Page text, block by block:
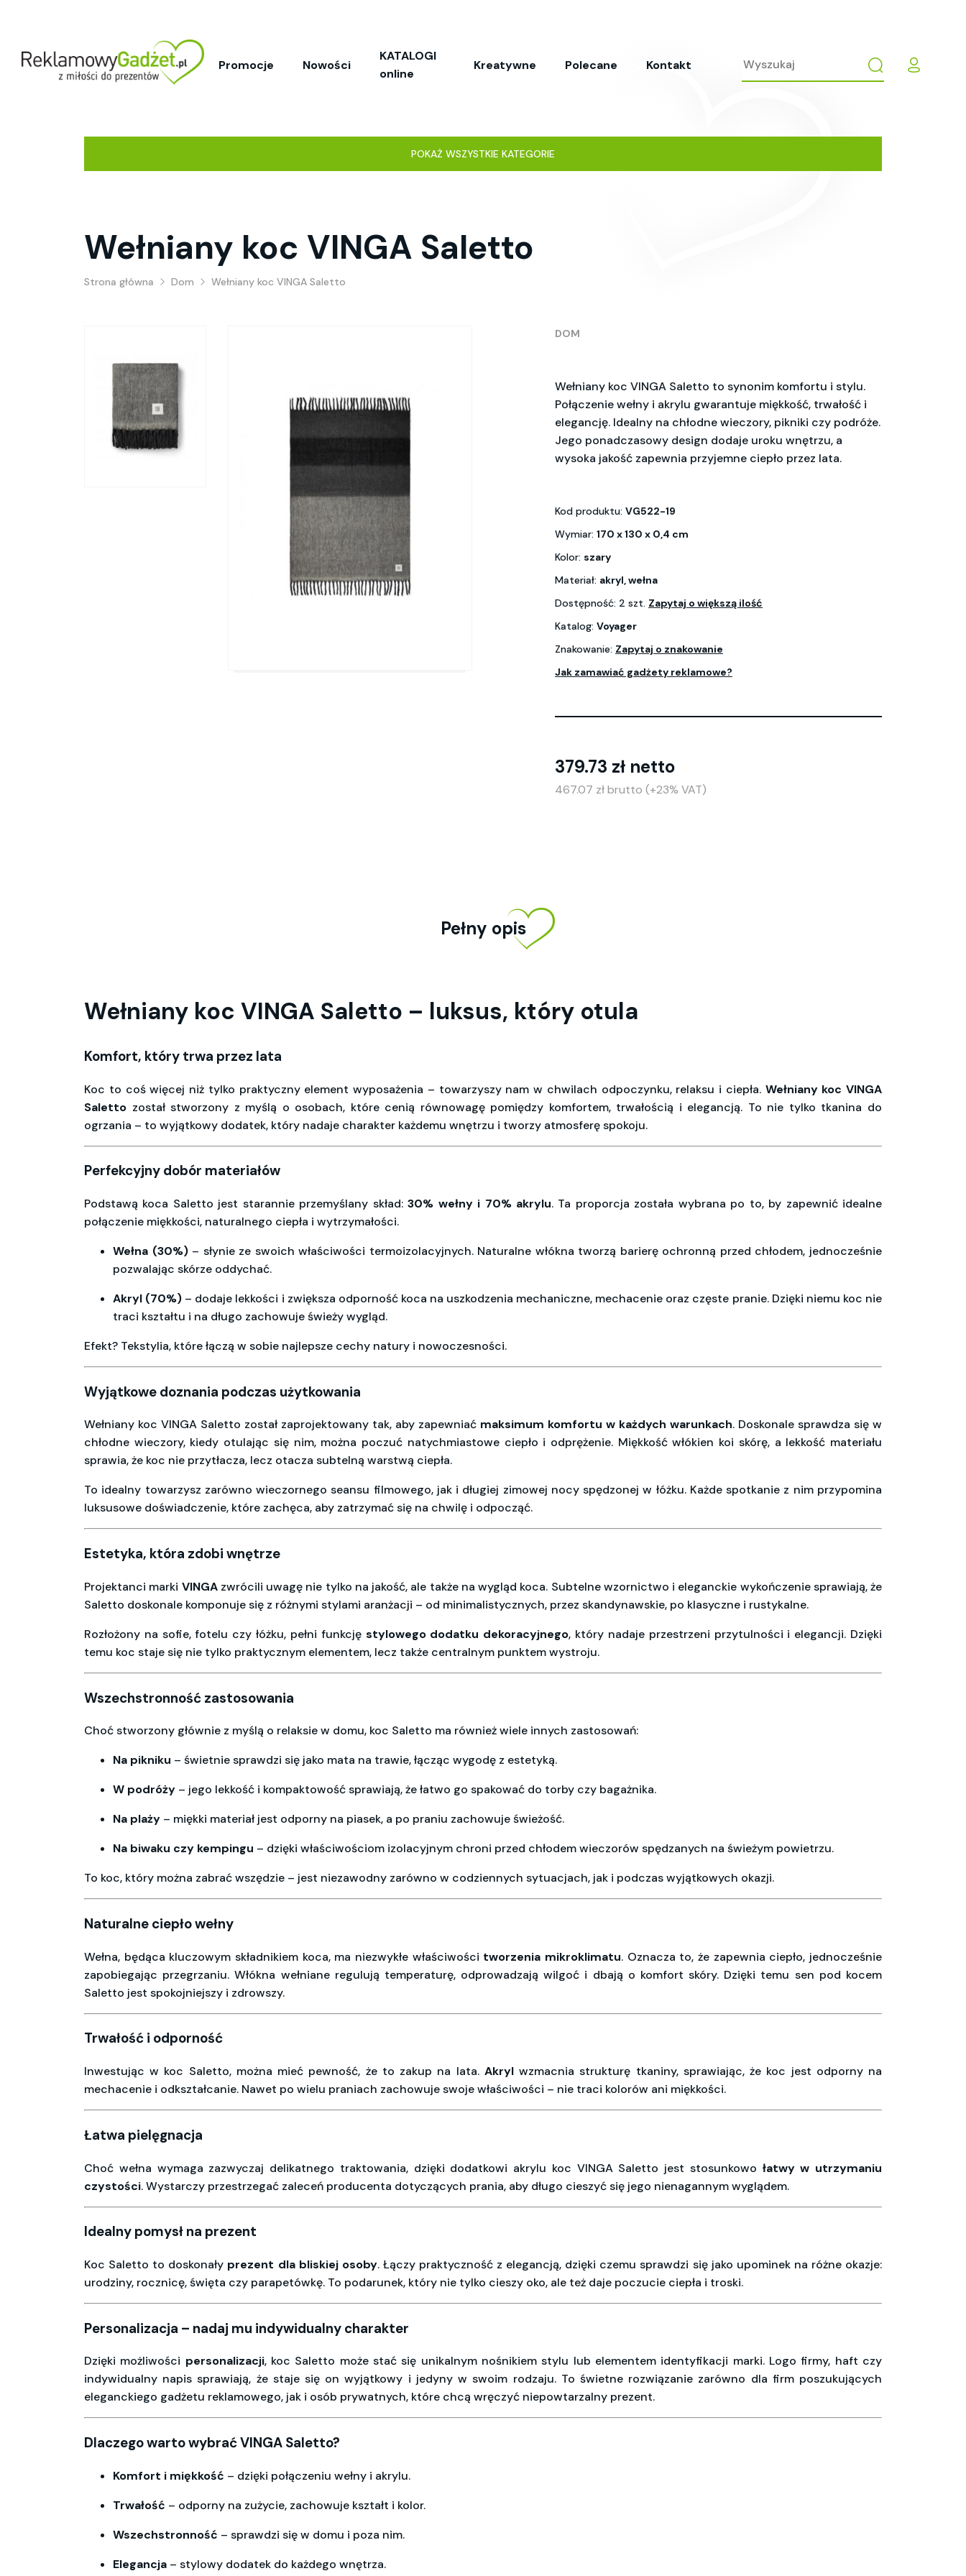
Promocje Nowości
KATALOGI
online
Kreatywne Polecane Kontakt
POKAŻ WSZYSTKIE KATEGORIE
Wełniany koc VINGA Saletto
Strona główna Dom Wełniany koc VINGA Saletto
DOM
Wełniany koc VINGA Saletto to synonim komfortu i stylu.
Połączenie wełny i akrylu gwarantuje miękkość, trwałość i
elegancję. Idealny na chłodne wieczory, pikniki czy podróże.
Jego ponadczasowy design dodaje uroku wnętrzu, a
wysoka jakość zapewnia przyjemne ciepło przez lata.
Kod produktu: VG522-19
Wymiar: 170 x 130 x 0,4 cm
Kolor: szary
Materiał: akryl, wełna
Dostępność: 2 szt. Zapytaj o większą ilość
Katalog: Voyager
Znakowanie: Zapytaj o znakowanie
Jak zamawiać gadżety reklamowe?
379.73 zł netto
467.07 zł brutto (+23% VAT)
Pełny opis
Wełniany koc VINGA Saletto – luksus, który otula
Komfort, który trwa przez lata
Koc to coś więcej niż tylko praktyczny element wyposażenia – towarzyszy nam w chwilach odpoczynku, relaksu i ciepła. Wełniany koc VINGA
Saletto został stworzony z myślą o osobach, które cenią równowagę pomiędzy komfortem, trwałością i elegancją. To nie tylko tkanina do
ogrzania – to wyjątkowy dodatek, który nadaje charakter każdemu wnętrzu i tworzy atmosferę spokoju.
Perfekcyjny dobór materiałów
Podstawą koca Saletto jest starannie przemyślany skład:30% wełny i 70% akrylu. Ta proporcja została wybrana po to, by zapewnić idealne
połączenie miękkości, naturalnego ciepła i wytrzymałości.
Wełna (30%)– słynie ze swoich właściwości termoizolacyjnych. Naturalne włókna tworzą barierę ochronną przed chłodem, jednocześnie
pozwalając skórze oddychać.
Akryl (70%) – dodaje lekkości i zwiększa odporność koca na uszkodzenia mechaniczne, mechacenie oraz częste pranie. Dzięki niemu koc nie
traci kształtu i na długo zachowuje świeży wygląd.
Efekt? Tekstylia, które łączą w sobie najlepsze cechy natury i nowoczesności.
Wyjątkowe doznania podczas użytkowania
Wełniany koc VINGA Saletto został zaprojektowany tak, aby zapewniać maksimum komfortu w każdych warunkach. Doskonale sprawdza się w
chłodne wieczory, kiedy otulając się nim, można poczuć natychmiastowe ciepło i odprężenie. Miękkość włókien koi skórę, a lekkość materiału
sprawia, że koc nie przytłacza, lecz otacza subtelną warstwą ciepła.
To idealny towarzysz zarówno wieczornego seansu filmowego, jak i długiej zimowej nocy spędzonej w łóżku. Każde spotkanie z nim przypomina
luksusowe doświadczenie, które zachęca, aby zatrzymać się na chwilę i odpocząć.
Estetyka, która zdobi wnętrze
Projektanci marki VINGAzwrócili uwagę nie tylko na jakość, ale także na wygląd koca. Subtelne wzornictwo i eleganckie wykończenie sprawiają, że
Saletto doskonale komponuje się z różnymi stylami aranżacji – od minimalistycznych, przez skandynawskie, po klasyczne i rustykalne.
Rozłożony na sofie, fotelu czy łóżku, pełni funkcję stylowego dodatku dekoracyjnego, który nadaje przestrzeni przytulności i elegancji. Dzięki
temu koc staje się nie tylko praktycznym elementem, lecz także centralnym punktem wystroju.
Wszechstronność zastosowania
Choć stworzony głównie z myślą o relaksie w domu, koc Saletto ma również wiele innych zastosowań:
Na pikniku – świetnie sprawdzi się jako mata na trawie, łącząc wygodę z estetyką.
W podróży – jego lekkość i kompaktowość sprawiają, że łatwo go spakować do torby czy bagażnika.
Na plaży – miękki materiał jest odporny na piasek, a po praniu zachowuje świeżość.
Na biwaku czy kempingu – dzięki właściwościom izolacyjnym chroni przed chłodem wieczorów spędzanych na świeżym powietrzu.
To koc, który można zabrać wszędzie – jest niezawodny zarówno w codziennych sytuacjach, jak i podczas wyjątkowych okazji.
Naturalne ciepło wełny
Wełna, będąca kluczowym składnikiem koca, ma niezwykłe właściwości tworzenia mikroklimatu. Oznacza to, że zapewnia ciepło, jednocześnie
zapobiegając przegrzaniu. Włókna wełniane regulują temperaturę, odprowadzają wilgoć i dbają o komfort skóry. Dzięki temu sen pod kocem
Saletto jest spokojniejszy i zdrowszy.
Trwałość i odporność
Inwestując w koc Saletto, można mieć pewność, że to zakup na lata. Akrylwzmacnia strukturę tkaniny, sprawiając, że koc jest odporny na
mechacenie i odkształcanie. Nawet po wielu praniach zachowuje swoje właściwości – nie traci kolorów ani miękkości.
Łatwa pielęgnacja
Choć wełna wymaga zazwyczaj delikatnego traktowania, dzięki dodatkowi akrylu koc VINGA Saletto jest stosunkowo łatwy w utrzymaniu
czystości. Wystarczy przestrzegać zaleceń producenta dotyczących prania, aby długo cieszyć się jego nienagannym wyglądem.
Idealny pomysł na prezent
Koc Saletto to doskonały prezent dla bliskiej osoby. Łączy praktyczność z elegancją, dzięki czemu sprawdzi się jako upominek na różne okazje:
urodziny, rocznicę, święta czy parapetówkę. To podarunek, który nie tylko cieszy oko, ale też daje poczucie ciepła i troski.
Personalizacja – nadaj mu indywidualny charakter
Dzięki możliwości personalizacji, koc Saletto może stać się unikalnym nośnikiem stylu lub elementem identyfikacji marki. Logo firmy, haft czy
indywidualny napis sprawiają, że staje się on wyjątkowy i jedyny w swoim rodzaju. To świetne rozwiązanie zarówno dla firm poszukujących
eleganckiego gadżetu reklamowego, jak i osób prywatnych, które chcą wręczyć niepowtarzalny prezent.
Dlaczego warto wybrać VINGA Saletto?
Komfort i miękkość – dzięki połączeniu wełny i akrylu.
Trwałość – odporny na zużycie, zachowuje kształt i kolor.
Wszechstronność – sprawdzi się w domu i poza nim.
Elegancja – stylowy dodatek do każdego wnętrza.